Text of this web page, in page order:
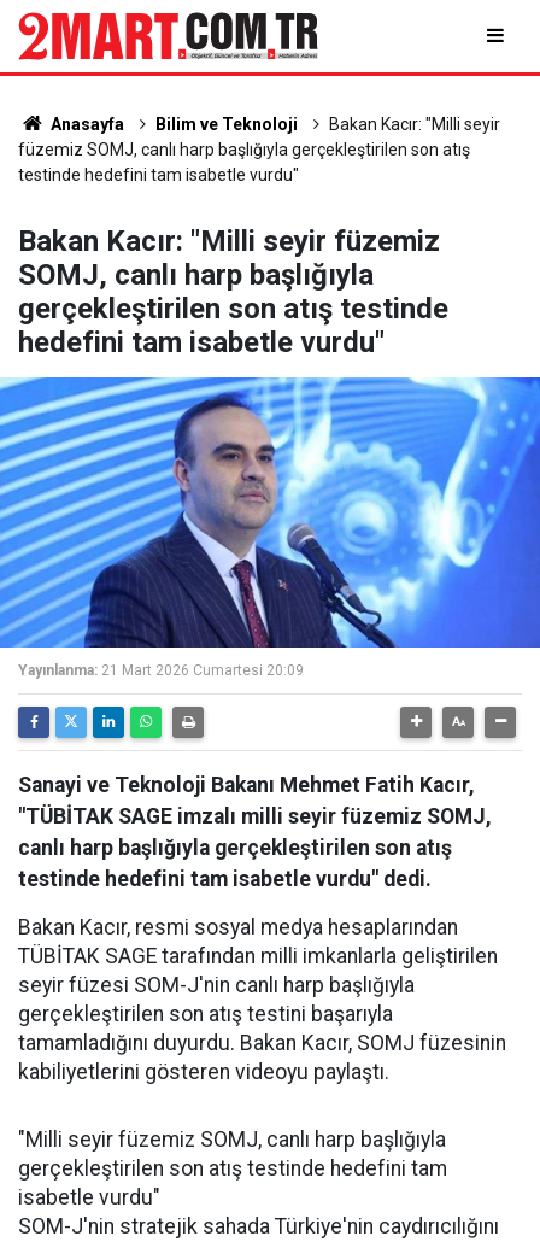
Anasayfa Bilim ve Teknoloji
Bakan Kacır: "Milli seyir
füzemiz SOMJ, canlı harp başlığıyla gerçekleştirilen son atış
testinde hedefini tam isabetle vurdu"
Bakan Kacır: "Milli seyir füzemiz
SOMJ, canlı harp başlığıyla
gerçekleştirilen son atış testinde
hedefini tam isabetle vurdu"
Yayınlanma: 21 Mart 2026 Cumartesi 20:09
Sanayi ve Teknoloji Bakanı Mehmet Fatih Kacır,
"TÜBİTAK SAGE imzalı milli seyir füzemiz SOMJ,
canlı harp başlığıyla gerçekleştirilen son atış
testinde hedefini tam isabetle vurdu" dedi.
Bakan Kacır, resmi sosyal medya hesaplarından
TÜBİTAK SAGE tarafından milli imkanlarla geliştirilen
seyir füzesi SOM-J'nin canlı harp başlığıyla
gerçekleştirilen son atış testini başarıyla
tamamladığını duyurdu. Bakan Kacır, SOMJ füzesinin
kabiliyetlerini gösteren videoyu paylaştı.
"Milli seyir füzemiz SOMJ, canlı harp başlığıyla
gerçekleştirilen son atış testinde hedefini tam
isabetle vurdu"
SOM-J'nin stratejik sahada Türkiye'nin caydırıcılığını